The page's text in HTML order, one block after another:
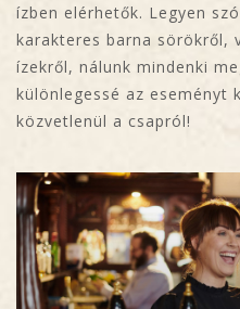
ízben elérhetők. Legyen
karakteres barna sörökről,
ízekről, nálunk mindenki
különlegessé az eseményt
közvetlenül a csapról!